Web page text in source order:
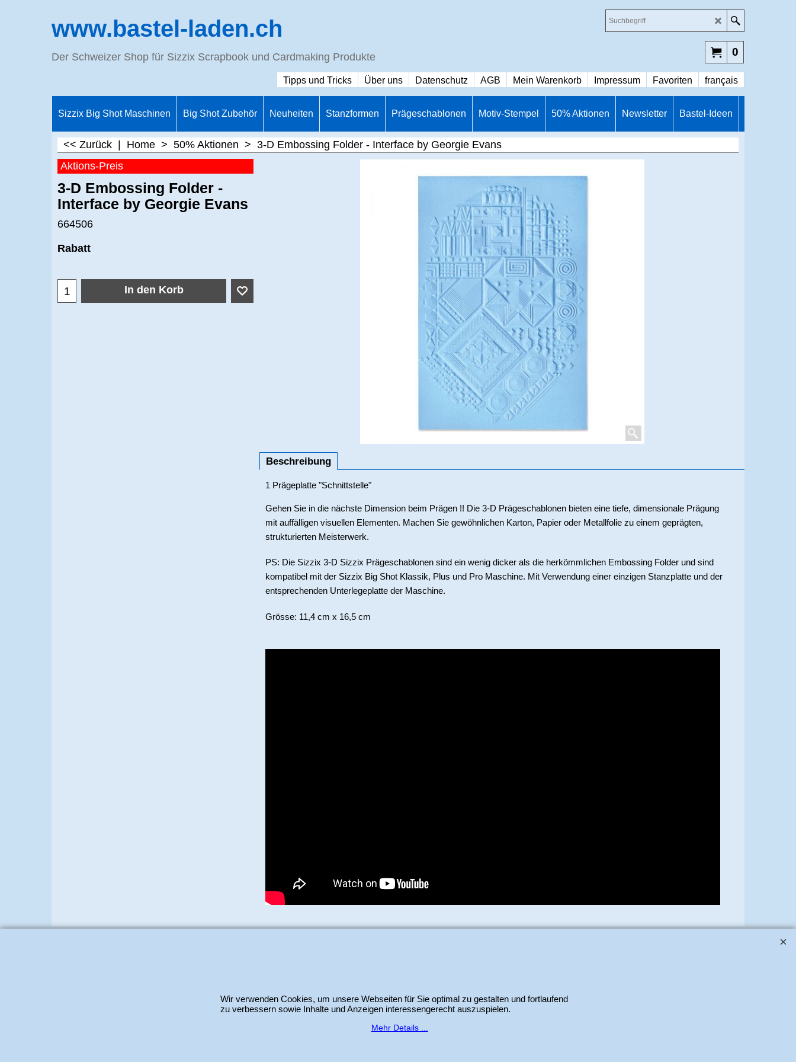
www.bastel-laden.ch
Der Schweizer Shop für Sizzix Scrapbook und Cardmaking Produkte 0
Tipps und Tricks Über uns Datenschutz AGB Mein Warenkorb Impressum Favoriten français
Sizzix Big Shot Maschinen Big Shot Zubehör Neuheiten Stanzformen Prägeschablonen Motiv-Stempel 50% Aktionen Newsletter Bastel-Ideen
<< Zurück Home > 50% Aktionen > 3-D Embossing Folder - Interface by Georgie Evans
Aktions-Preis
3-D Embossing Folder -
Interface by Georgie Evans
664506
Rabatt
In den Korb
Beschreibung
1 Prägeplatte "Schnittstelle"
Gehen Sie in die nächste Dimension beim Prägen !! Die 3-D Prägeschablonen bieten eine tiefe, dimensionale Prägung
mit auffälligen visuellen Elementen. Machen Sie gewöhnlichen Karton, Papier oder Metallfolie zu einem geprägten,
strukturierten Meisterwerk.
PS: Die Sizzix 3-D Sizzix Prägeschablonen sind ein wenig dicker als die herkömmlichen Embossing Folder und sind
kompatibel mit der Sizzix Big Shot Klassik, Plus und Pro Maschine. Mit Verwendung einer einzigen Stanzplatte und der
entsprechenden Unterlegeplatte der Maschine.
Grösse: 11,4 cm x 16,5 cm
ShopFactory Shop
Software.
Wir verwenden Cookies, um unsere Webseiten für Sie optimal zu gestalten und fortlaufend
zu verbessern sowie Inhalte und Anzeigen interessengerecht auszuspielen.
Mehr Details ...